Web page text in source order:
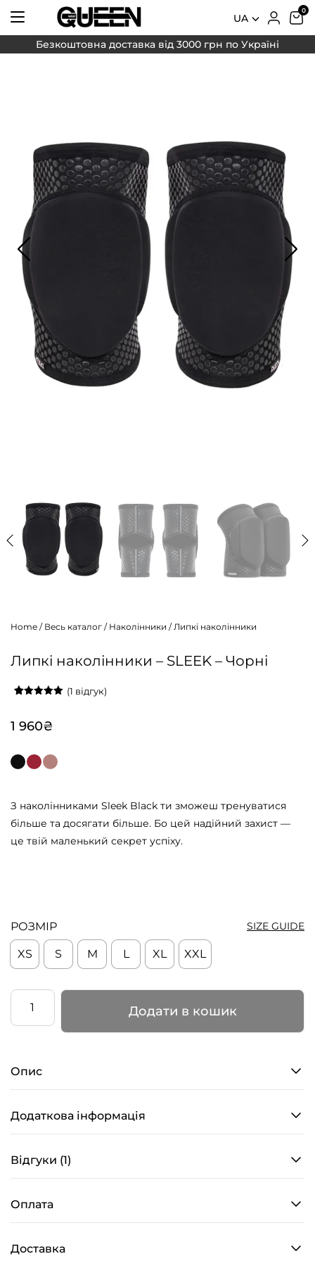
UA
Безкоштовна доставка від 3000 грн по Україні
Home / Весь каталог / Наколінники / Липкі наколінники
Липкі наколінники – SLEEK – Чорні
основі
опитування
(1 відгук)
1 960₴
З наколінниками Sleek Black ти зможеш тренуватися
більше та досягати більше. Бо цей надійний захист —
це твій маленький секрет успіху.
SIZE GUIDE
РОЗМІР
XS S M L XL XXL
–
Чорні
кількість
Додати в кошик
Опис
Додаткова інформація
Відгуки (1)
Оплата
Доставка